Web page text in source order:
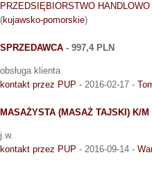
PRZEDSIĘBIORSTWO
(kujawsko-pomorskie)
SPRZEDAWCA - 997,4 PLN
obsługa klienta
kontakt przez PUP - 2016-02-17 -
MASAŻYSTA (MASAŻ TAJSKI) K/M
j.w.
kontakt przez PUP - 2016-09-14 -